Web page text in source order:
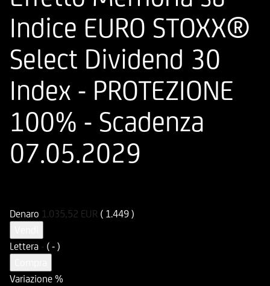
Indice EURO STOXX®
Select Dividend 30
Index - PROTEZIONE
100% - Scadenza
07.05.2029
Denaro 1.035,52 EUR ( 1.449 )
Lettera - ( - )
Variazione %